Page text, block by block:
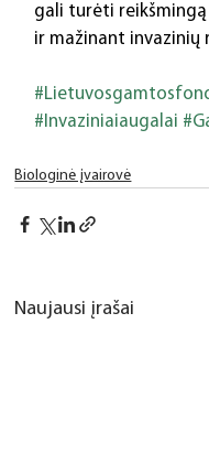
gali turėti
ir mažinant invazinių
#Invaziniaiaugalai
Biologinė įvairovė
Naujausi įrašai